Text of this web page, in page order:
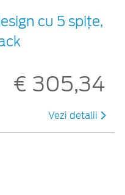
cu 5 spiţe,
€ 305,34
Vezi detalii